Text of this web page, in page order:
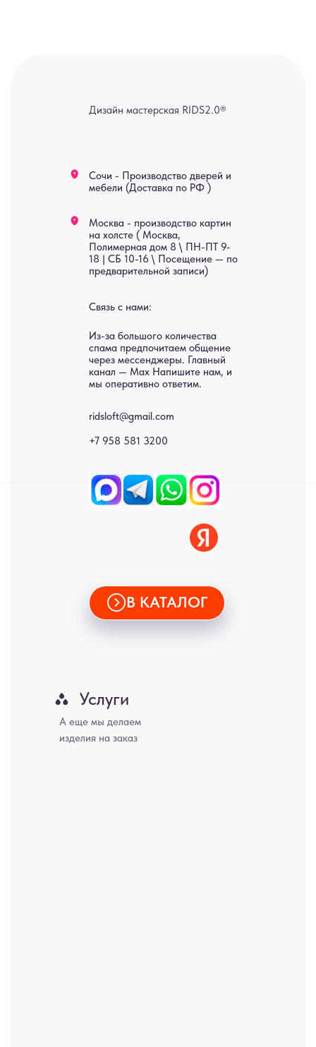
Возврат
Доставка
© 2015-2026 Все права защищены. Не является офертой,
окончательные цены указываются в счете-спецификации.
• Договор публичной оферты
• Согласие на обработку персональных данных
стеновые панели, лофт мебель с доставкой во все города России:
Новгород, Самара, Сургут, Казань, Омск, Челябинск, Ростов-на-
Хабаровск, Новокузнецк, Оренбург, Кемерово, Ижевск, Томск,
Набережные Челны, Липецк Казахстан, Алматы, Астана, Павлодар,
Усть - Каменногорск, Сочи.